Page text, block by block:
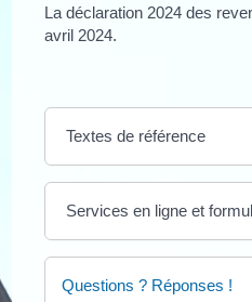
La déclaration 2024 des
avril 2024.
Textes de référence
Services en ligne et
Questions ? Réponses !